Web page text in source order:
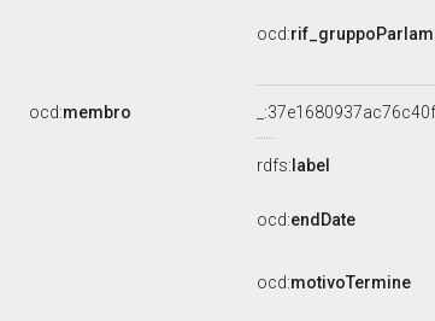
ocd:
ocd:membro
rdfs: label
ocd:endDate
ocd:motivoTermine